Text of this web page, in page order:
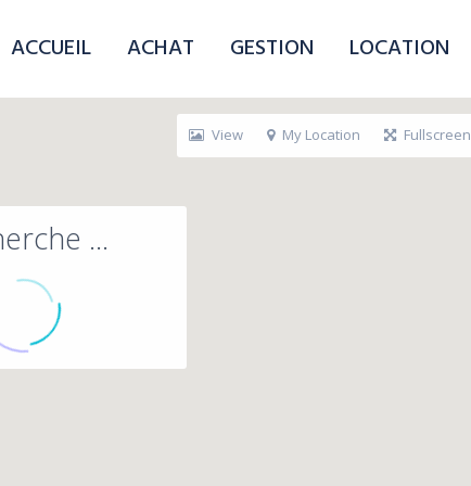
ACCUEIL ACHAT GESTION LOCATION
...
View My Location Fullscreen